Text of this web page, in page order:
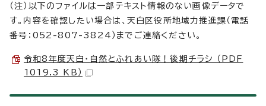
（注）以下のファイルは一部テキスト情報のない画像データで
す。内容を確認したい場合は、天白区役所地域力推進課（電話
番号：052-807-3824）までご連絡ください。
令和8年度天白・自然とふれあい隊！後期チラシ （PDF
1019.3 KB）